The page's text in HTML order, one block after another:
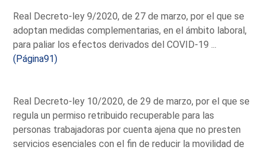
Real Decreto-ley 9/2020, de 27 de marzo, por el que se
adoptan medidas complementarias, en el ámbito laboral,
para paliar los efectos derivados del COVID-19 ...
(Página91)
Real Decreto-ley 10/2020, de 29 de marzo, por el que se
regula un permiso retribuido recuperable para las
personas trabajadoras por cuenta ajena que no presten
servicios esenciales con el fin de reducir la movilidad de